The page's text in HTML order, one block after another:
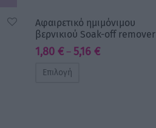
Αφαιρετικό ημιμόνιμου
βερνικιού Soak-off remover
1,80 € – 5,16 €Price
Επιλογή